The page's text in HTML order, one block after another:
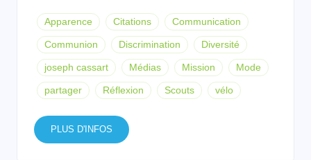
Apparence Citations Communication
Communion Discrimination Diversité
joseph cassart Médias Mission Mode
partager Réflexion Scouts vélo
PLUS D'INFOS